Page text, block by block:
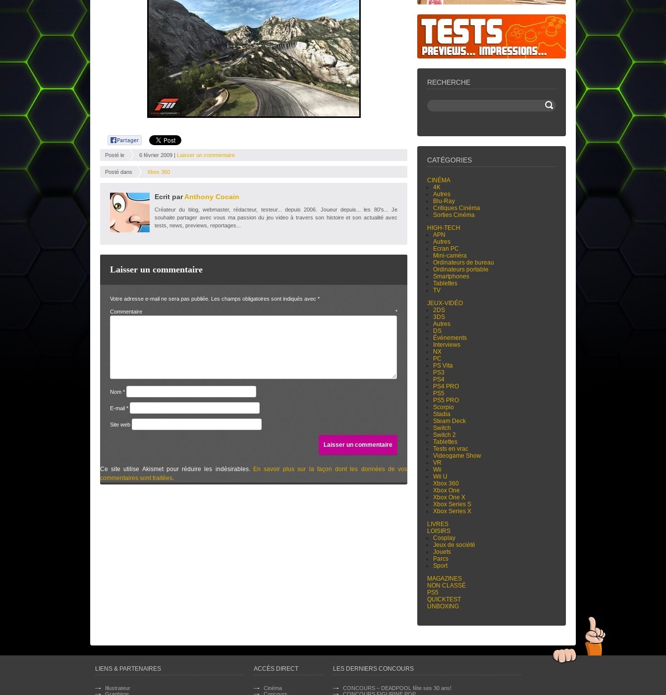
Posté le 6 février 2009 | Laisser un commentaire
Posté dans Xbox 360
Ecrit parAnthony Cocain
Créateur du blog, webmaster, rédacteur, testeur... depuis 2006. Joueur depuis... les 80's... Je
souhaite partager avec vous ma passion du jeu video à travers son histoire et son actualité avec
tests, news, previews, reportages...
Laisser un commentaire
Votre adresse e-mail ne sera pas publiée. Les champs obligatoires sont indiqués avec *
Commentaire *
Nom *
E-mail *
Site web
Ce site utilise Akismet pour réduire les indésirables. En savoir plus sur la façon dont les données de vos
commentaires sont traitées.
RECHERCHE
CATÉGORIES
CINÉMA
4K
Autres
Blu-Ray
Critiques Cinéma
Sorties Cinéma
HIGH-TECH
APN
Autres
Ecran PC
Mini-caméra
Ordinateurs de bureau
Ordinateurs portable
Smartphones
Tablettes
TV
JEUX-VIDÉO
2DS
3DS
Autres
DS
Événements
Interviews
NX
PC
PS Vita
PS3
PS4
PS4 PRO
PS5
PS5 PRO
Scorpio
Stadia
Steam Deck
Switch
Switch 2
Tablettes
Tests en vrac
Videogame Show
VR
Wii
Wii U
Xbox 360
Xbox One
Xbox One X
Xbox Series S
Xbox Series X
LIVRES
LOISIRS
Cosplay
Jeux de société
Jouets
Parcs
Sport
MAGAZINES
NON CLASSÉ
PS5
QUICKTEST
UNBOXING
LIENS & PARTENAIRES
Illustrateur
ACCÈS DIRECT
Cinéma
LES DERNIERS CONCOURS
CONCOURS – DEADPOOL fête ses 30 ans!